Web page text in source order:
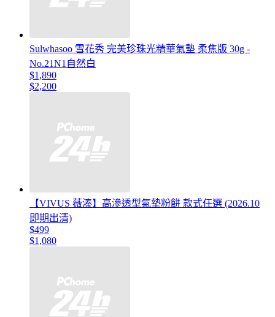
Sulwhasoo 雪花秀 完美珍珠光精華氣墊 柔焦版 30g -
No.21N1自然白
$1,890
$2,200
【VIVUS 薇溱】高滲透型氣墊粉餅 款式任選 (2026.10
即期出清)
$499
$1,080